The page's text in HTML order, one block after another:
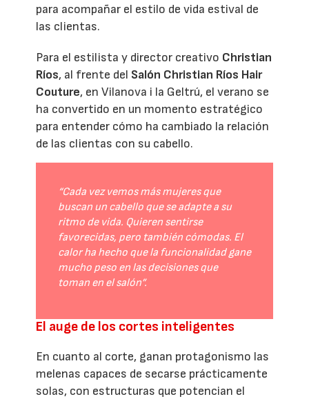
para acompañar el estilo de vida estival de
las clientas.
Para el estilista y director creativo Christian
Ríos, al frente del Salón Christian Ríos Hair
Couture, en Vilanova i la Geltrú, el verano se
ha convertido en un momento estratégico
para entender cómo ha cambiado la relación
de las clientas con su cabello.
“Cada vez vemos más mujeres que
buscan un cabello que se adapte a su
ritmo de vida. Quieren sentirse
favorecidas, pero también cómodas. El
calor ha hecho que la funcionalidad gane
mucho peso en las decisiones que
toman en el salón”.
El auge de los cortes inteligentes
En cuanto al corte, ganan protagonismo las
melenas capaces de secarse prácticamente
solas, con estructuras que potencian el